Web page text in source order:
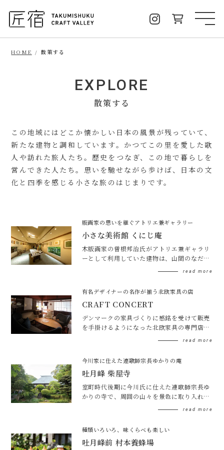
味わう
癒やす
TOPICS
HOME 散策する
EXPLORE
散策する
この地域にはどこか懐かしい日本の風景が残っていて、
新たな建物と調和しています。かつてこの里を愛した歌
人や訪れた旅人たち。歴史をつなぎ、この地で暮らしを
営んできた人たち。思いを馳せながら歩けば、日本の文
化と四季を感じる小さな旅のはじまりです。
版画家の思いを継ぐアトリエ兼ギャラリー
小さな美術館 くにじ庵
木版画家の曽根邦治氏がアトリエ兼ギャラリ
ーとして利用していた建物は、山間のなだら
かな斜面を活かした美しい癒しの空間。土日
read more
有名デザイナーの名作が揃う北欧家具の店
CRAFT CONCERT
デンマークの家具づくりに感銘を受けて販売
を手掛けるようになった北欧家具の専門店。
古民家をリフォームした空間の中で、木材を
read more
今川家に仕えた連歌師宗長ゆかりの庵
吐月峰 柴屋寺
室町時代後期に今川氏に仕えた連歌師宗長ゆ
かりの寺で、周囲の山々を景色に取り入れた
借景式の庭園は、国の名勝・史跡にも指定さ
read more
種類いろいろ、味くらべも楽しい
吐月峰前 村本養蜂場